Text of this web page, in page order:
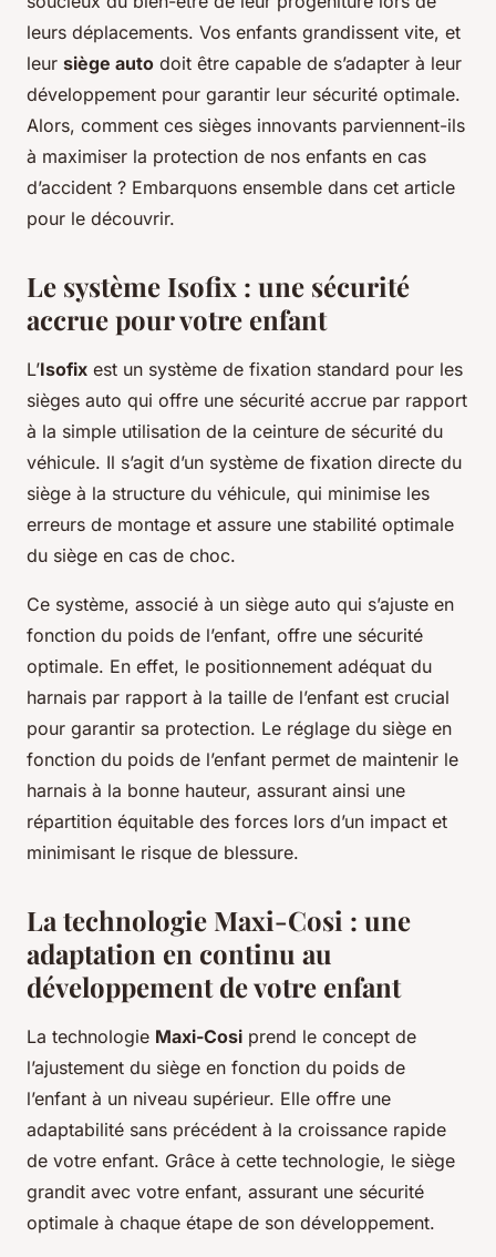
leurs déplacements. Vos enfants grandissent vite, et
leur siège auto doit être capable de s’adapter à leur
développement pour garantir leur sécurité optimale.
Alors, comment ces sièges innovants parviennent-ils
à maximiser la protection de nos enfants en cas
d’accident ? Embarquons ensemble dans cet article
pour le découvrir.
Le système Isofix : une sécurité
accrue pour votre enfant
L’Isofix est un système de fixation standard pour les
sièges auto qui offre une sécurité accrue par rapport
à la simple utilisation de la ceinture de sécurité du
véhicule. Il s’agit d’un système de fixation directe du
siège à la structure du véhicule, qui minimise les
erreurs de montage et assure une stabilité optimale
du siège en cas de choc.
Ce système, associé à un siège auto qui s’ajuste en
fonction du poids de l’enfant, offre une sécurité
optimale. En effet, le positionnement adéquat du
harnais par rapport à la taille de l’enfant est crucial
pour garantir sa protection. Le réglage du siège en
fonction du poids de l’enfant permet de maintenir le
harnais à la bonne hauteur, assurant ainsi une
répartition équitable des forces lors d’un impact et
minimisant le risque de blessure.
La technologie Maxi-Cosi : une
adaptation en continu au
développement de votre enfant
La technologie Maxi-Cosi prend le concept de
l’ajustement du siège en fonction du poids de
l’enfant à un niveau supérieur. Elle offre une
adaptabilité sans précédent à la croissance rapide
de votre enfant. Grâce à cette technologie, le siège
grandit avec votre enfant, assurant une sécurité
optimale à chaque étape de son développement.